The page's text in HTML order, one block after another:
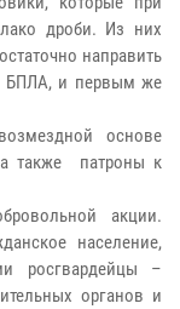
дроби. Из них
направить
БПЛА, и первым же
основе
а также патроны к
акции.
население,
росгвардейцы –
органов и